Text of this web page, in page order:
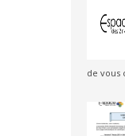
de vous